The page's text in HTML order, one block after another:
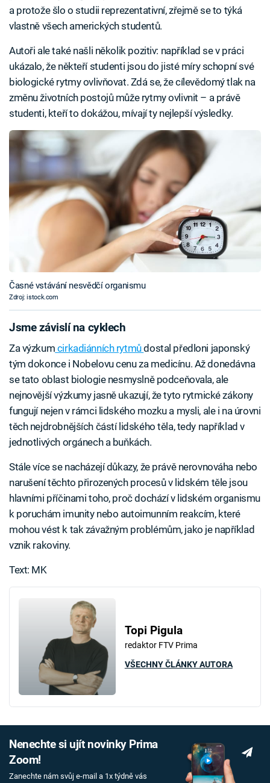
a protože šlo o studii reprezentativní, zřejmě se to týká
vlastně všech amerických studentů.
Autoři ale také našli několik pozitiv: například se v práci
ukázalo, že někteří studenti jsou do jisté míry schopní své
biologické rytmy ovlivňovat. Zdá se, že cílevědomý tlak na
změnu životních postojů může rytmy ovlivnit – a právě
studenti, kteří to dokážou, mívají ty nejlepší výsledky.
Časné vstávání nesvědčí organismu
Zdroj: istock.com
Jsme závislí na cyklech
Za výzkum cirkadiánních rytmůdostal předloni japonský
tým dokonce i Nobelovu cenu za medicínu. Až donedávna
se tato oblast biologie nesmyslně podceňovala, ale
nejnovější výzkumy jasně ukazují, že tyto rytmické zákony
fungují nejen v rámci lidského mozku a mysli, ale i na úrovni
těch nejdrobnějších částí lidského těla, tedy například v
jednotlivých orgánech a buňkách.
Stále více se nacházejí důkazy, že právě nerovnováha nebo
narušení těchto přirozených procesů v lidském těle jsou
hlavními příčinami toho, proč dochází v lidském organismu
k poruchám imunity nebo autoimunním reakcím, které
mohou vést k tak závažným problémům, jako je například
vznik rakoviny.
Text: MK
Topi Pigula
redaktor FTV Prima
VŠECHNY ČLÁNKY AUTORA
Nenechte si ujít novinky Prima
Zoom!
Zanechte nám svůj e-mail a 1x týdně vás